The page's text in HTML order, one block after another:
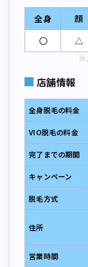
全身 顔
〇
△
店舗情報
全身脱毛の料金
VIO脱毛の料金
完了までの期間
キャンペーン
脱毛方式
住所
営業時間